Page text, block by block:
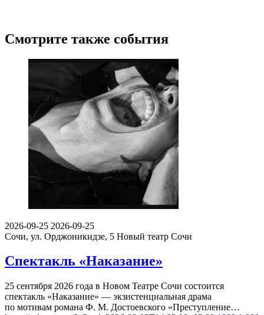
Смотрите также события
2026-09-25 2026-09-25
Сочи, ул. Орджоникидзе, 5 Новый театр Сочи
Спектакль «Наказание»
25 сентября 2026 года в Новом Театре Сочи состоится
спектакль «Наказание» — экзистенциальная драма
по мотивам романа Ф. М. Достоевского «Преступление…